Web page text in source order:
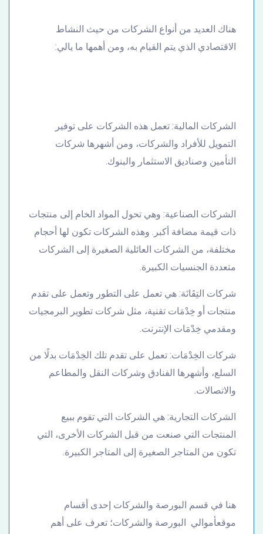
هناك العديد من أنواع الشركات من حيث النشاط
الاقتصادي الذي يتم القيام به، ومن أهمها ما يالي:
الشركات المالية: تعمل هذه الشركات على توفير
التمويل للأفراد والشركات، ومن أشهرها شركات
التأمين وصناديق الاستثمار والبنوك.
الشركات الصناعية: وهي تحول المواد الخام إلى منتجات
ذات قيمة مضافة أكبر. وهذه الشركات تكون لها أحجام
مختلفة، من الشركات العائلية الصغيرة إلى الشركات
متعددة الجنسيات الكبيرة.
شركات التِقَانَة: هي تعمل على التطور وتعمل على تقدم
منتجات أو خِدْمَات تقنية، مثل شركات تطوير البرمجيات
ومقدمي خِدْمَات الإنترنت.
شركات الخِدْمَات: تعمل على تقدم تلك الخِدْمَات بدلًا من
السلع، وأشهرها الفنادق وشركات النقل والمطاعم
والاتصالات.
الشركات التجارية: هي الشركات التي تقوم ببيع
المنتجات التي صنعت من قبل الشركات الأخرى، التي
تكون من المتاجر الصغيرة إلى المتاجر الكبيرة.
هنا في قسم البورصة والشركات إحدى أقسام
موقعأموالي البورصة والشركات؛ تعرف على أهم